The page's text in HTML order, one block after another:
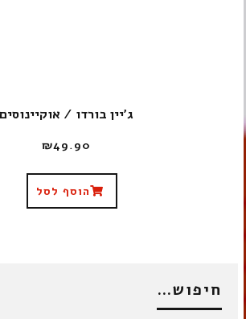
ג'יין בורדו / אוקיינוסים
₪49.90
הוסף לסל
חיפוש…